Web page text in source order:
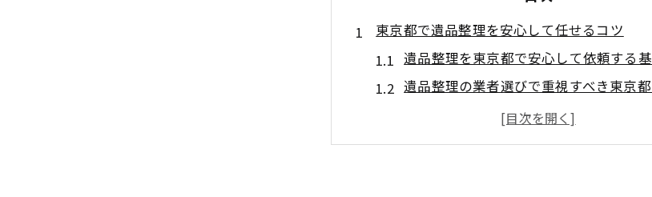
東京都で遺品整理を安心して任せるコツ
遺品整理を東京都で安心して依頼する
遺品整理の業者選びで重視すべき東京
遺品整理の費用相場と東京都で賢く頼む
東京都でおすすめの遺品整理業者の見